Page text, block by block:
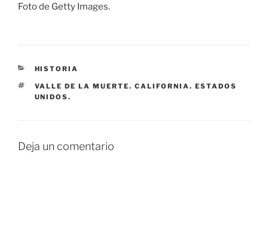
Foto de Getty Images.
CATEGORÍAS
HISTORIA
ETIQUETAS
VALLE DE LA MUERTE. CALIFORNIA. ESTADOS
UNIDOS.
Deja un comentario